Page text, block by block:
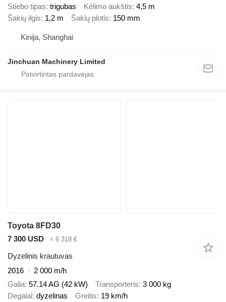
Stiebo tipas trigubas Kėlimo aukštis 4,5 m
Šakių ilgis 1,2 m Šakių plotis 150 mm
Kinija, Shanghai
Jinchuan Machinery Limited
Toyota 8FD30
7 300 USD
≈ 6 318 €
Dyzelinis krautuvas
2016
2 000 m/h
Galia 57.14 AG (42 kW) Transporteris 3 000 kg
Degalai dyzelinas Greitis 19 km/h